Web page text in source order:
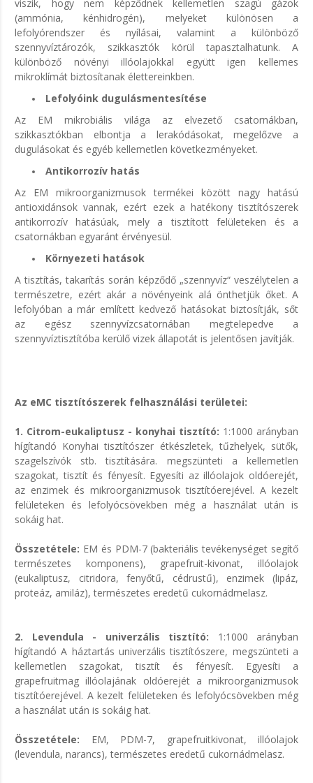
viszik, hogy nem képződnek kellemetlen szagú gázok
(ammónia, kénhidrogén), melyeket különösen a
lefolyórendszer és nyílásai, valamint a különböző
szennyvíztározók, szikkasztók körül tapasztalhatunk. A
különböző növényi illóolajokkal együtt igen kellemes
mikroklímát biztosítanak élettereinkben.
Lefolyóink dugulásmentesítése
Az EM mikrobiális világa az elvezető csatornákban,
szikkasztókban elbontja a lerakódásokat, megelőzve a
dugulásokat és egyéb kellemetlen következményeket.
Antikorrozív hatás
Az EM mikroorganizmusok termékei között nagy hatású
antioxidánsok vannak, ezért ezek a hatékony tisztítószerek
antikorrozív hatásúak, mely a tisztított felületeken és a
csatornákban egyaránt érvényesül.
Környezeti hatások
A tisztítás, takarítás során képződő „szennyvíz“ veszélytelen a
természetre, ezért akár a növényeink alá önthetjük őket. A
lefolyóban a már említett kedvező hatásokat biztosítják, sőt
az egész szennyvízcsatornában megtelepedve a
szennyvíztisztítóba kerülő vizek állapotát is jelentősen javítják.
Az eMC tisztítószerek felhasználási területei:
1. Citrom-eukaliptusz - konyhai tisztító: 1:1000 arányban
hígítandó Konyhai tisztítószer étkészletek, tűzhelyek, sütők,
szagelszívók stb. tisztítására. megszünteti a kellemetlen
szagokat, tisztít és fényesít. Egyesíti az illóolajok oldóerejét,
az enzimek és mikroorganizmusok tisztítóerejével. A kezelt
felületeken és lefolyócsövekben még a használat után is
sokáig hat.
Összetétele: EM és PDM-7 (bakteriális tevékenységet segítő
természetes komponens), grapefruit-kivonat, illóolajok
(eukaliptusz, citridora, fenyőtű, cédrustű), enzimek (lipáz,
proteáz, amiláz), természetes eredetű cukornádmelasz.
2. Levendula - univerzális tisztító: 1:1000 arányban
hígítandó A háztartás univerzális tisztítószere, megszünteti a
kellemetlen szagokat, tisztít és fényesít. Egyesíti a
grapefruitmag illóolajának oldóerejét a mikroorganizmusok
tisztítóerejével. A kezelt felületeken és lefolyócsövekben még
a használat után is sokáig hat.
Összetétele: EM, PDM-7, grapefruitkivonat, illóolajok
(levendula, narancs), természetes eredetű cukornádmelasz.